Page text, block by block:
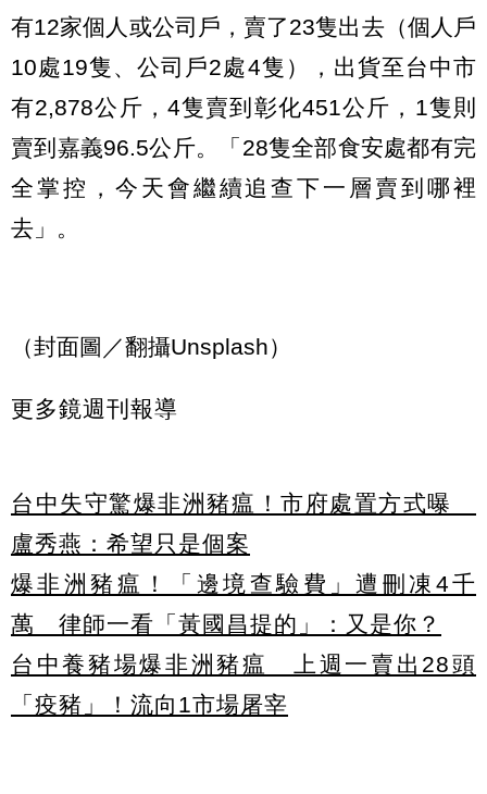
有12家個人或公司戶，賣了23隻出去（個人戶
10處19隻、公司戶2處4隻），出貨至台中市
有2,878公斤，4隻賣到彰化451公斤，1隻則
賣到嘉義96.5公斤。「28隻全部食安處都有完
全掌控，今天會繼續追查下一層賣到哪裡
去」。
（封面圖／翻攝Unsplash）
更多鏡週刊報導
台中失守驚爆非洲豬瘟！市府處置方式曝
盧秀燕：希望只是個案
爆非洲豬瘟！「邊境查驗費」遭刪凍4千
萬 律師一看「黃國昌提的」：又是你？
台中養豬場爆非洲豬瘟 上週一賣出28頭
「疫豬」！流向1市場屠宰